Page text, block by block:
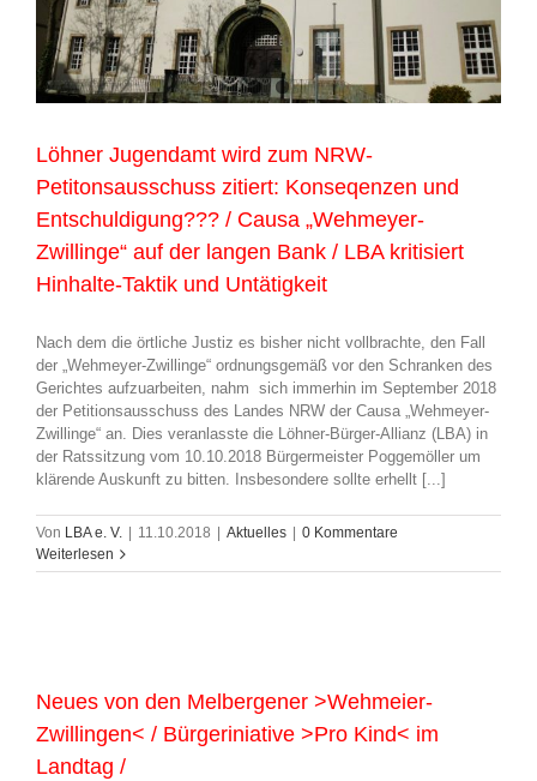
Löhner Jugendamt wird zum NRW-
Petitonsausschuss zitiert: Konseqenzen und
Entschuldigung??? / Causa „Wehmeyer-
Zwillinge“ auf der langen Bank / LBA kritisiert
Hinhalte-Taktik und Untätigkeit
Nach dem die örtliche Justiz es bisher nicht vollbrachte, den Fall
der „Wehmeyer-Zwillinge“ ordnungsgemäß vor den Schranken des
Gerichtes aufzuarbeiten, nahm sich immerhin im September 2018
der Petitionsausschuss des Landes NRW der Causa „Wehmeyer-
Zwillinge“ an. Dies veranlasste die Löhner-Bürger-Allianz (LBA) in
der Ratssitzung vom 10.10.2018 Bürgermeister Poggemöller um
klärende Auskunft zu bitten. Insbesondere sollte erhellt [...]
Von LBA e. V. 11.10.2018 Aktuelles
0 Kommentare
Weiterlesen
Neues von den Melbergener >Wehmeier-
Zwillingen< / Bürgeriniative >Pro Kind< im
Landtag /